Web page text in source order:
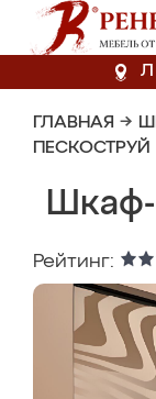
ГЛАВНАЯ →
ПЕСКОСТРУЙ
Рейтинг: